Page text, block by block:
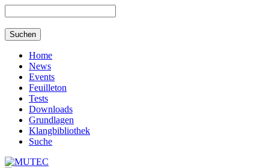
Home
News
Events
Feuilleton
Tests
Downloads
Grundlagen
Klangbibliothek
Suche